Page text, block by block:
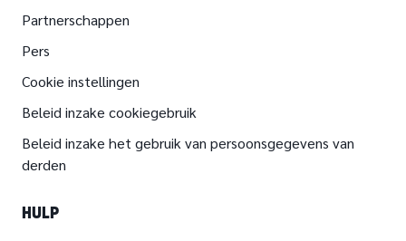
Partnerschappen
Pers
Cookie instellingen
Beleid inzake cookiegebruik
Beleid inzake het gebruik van persoonsgegevens van
derden
HULP